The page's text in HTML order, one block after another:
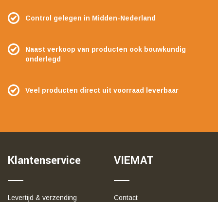
Control gelegen in Midden-Nederland
Naast verkoop van producten ook bouwkundig
onderlegd
Veel producten direct uit voorraad leverbaar
Klantenservice
Levertijd & verzending
VIEMAT
Contact